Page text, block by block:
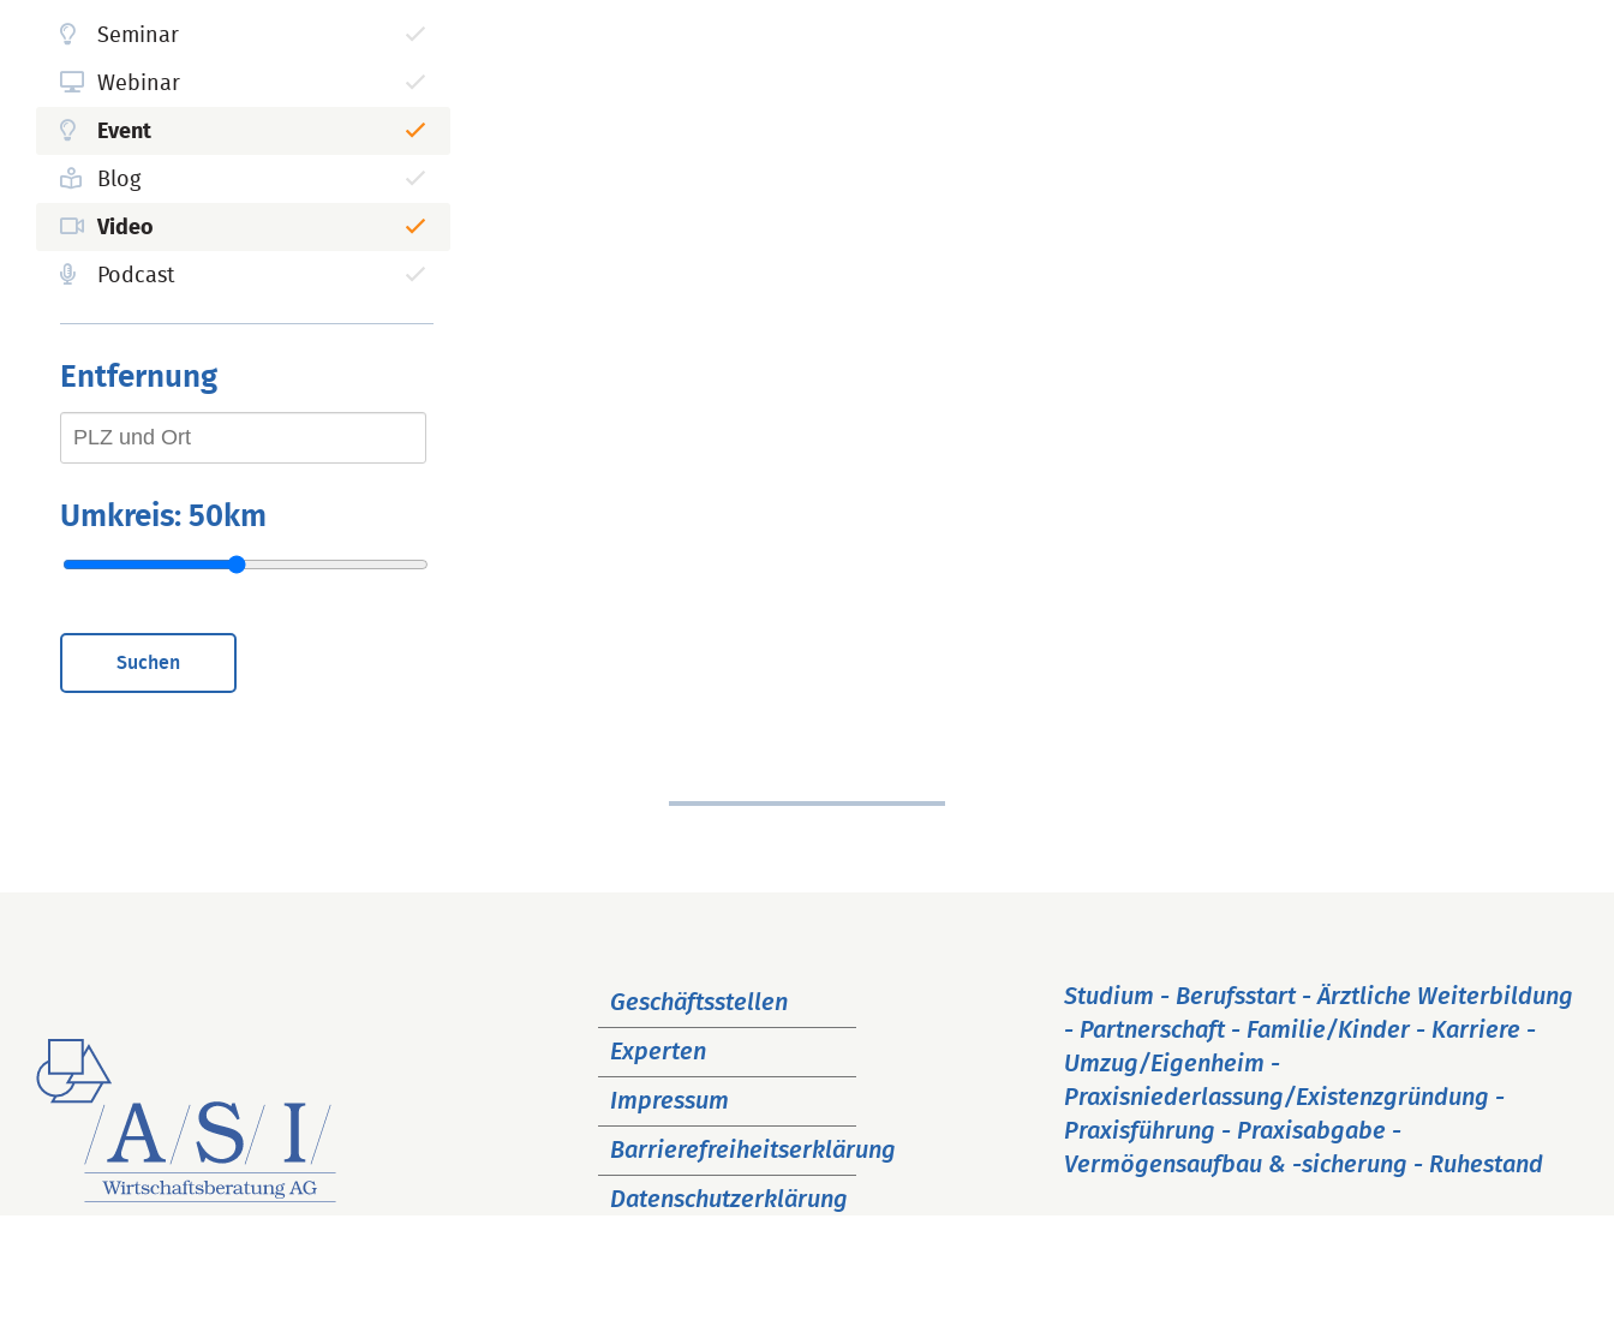
Seminar
Webinar
Event
Blog
Video
Podcast
Entfernung
Umkreis: 50km
Suchen
überspringen
Geschäftsstellen
Experten
Impressum
Barrierefreiheitserklärung
Datenschutzerklärung
Studium - Berufsstart - Ärztliche Weiterbildung
- Partnerschaft - Familie/Kinder - Karriere -
Umzug/Eigenheim -
Praxisniederlassung/Existenzgründung -
Praxisführung - Praxisabgabe -
Vermögensaufbau & -sicherung - Ruhestand